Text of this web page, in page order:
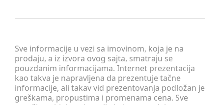
Sve informacije u vezi sa imovinom, koja je na
prodaju, a iz izvora ovog sajta, smatraju se
pouzdanim informacijama. Internet prezentacija
kao takva je napravljena da prezentuje tačne
informacije, ali takav vid prezentovanja podložan je
greškama, propustima i promenama cena. Sve